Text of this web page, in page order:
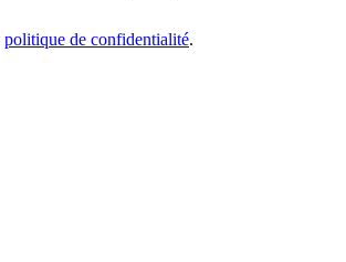
politique de confidentialité.